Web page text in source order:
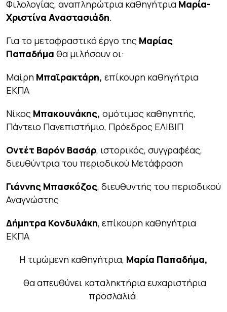
Φιλολογίας, αναπληρώτρια καθηγήτρια Μαρία-
Χριστίνα Αναστασιάδη.
Για το μεταφραστικό έργο της Μαρίας
Παπαδήμα θα μιλήσουν οι:
Μαίρη Μπαϊρακτάρη, επίκουρη καθηγήτρια
ΕΚΠΑ
Νίκος Μπακουνάκης, ομότιμος καθηγητής,
Πάντειο Πανεπιστήμιο, Πρόεδρος ΕΛΙΒΙΠ
Οντέτ Βαρόν Βασάρ, ιστορικός, συγγραφέας,
διευθύντρια του περιοδικού Μετάφραση
Γιάννης Μπασκόζος, διευθυντής του περιοδικού
Αναγνώστης
Δήμητρα Κονδυλάκη, επίκουρη καθηγήτρια
ΕΚΠΑ
Η τιμώμενη καθηγήτρια, Μαρία Παπαδήμα,
θα απευθύνει καταληκτήρια ευχαριστήρια
προσλαλιά.